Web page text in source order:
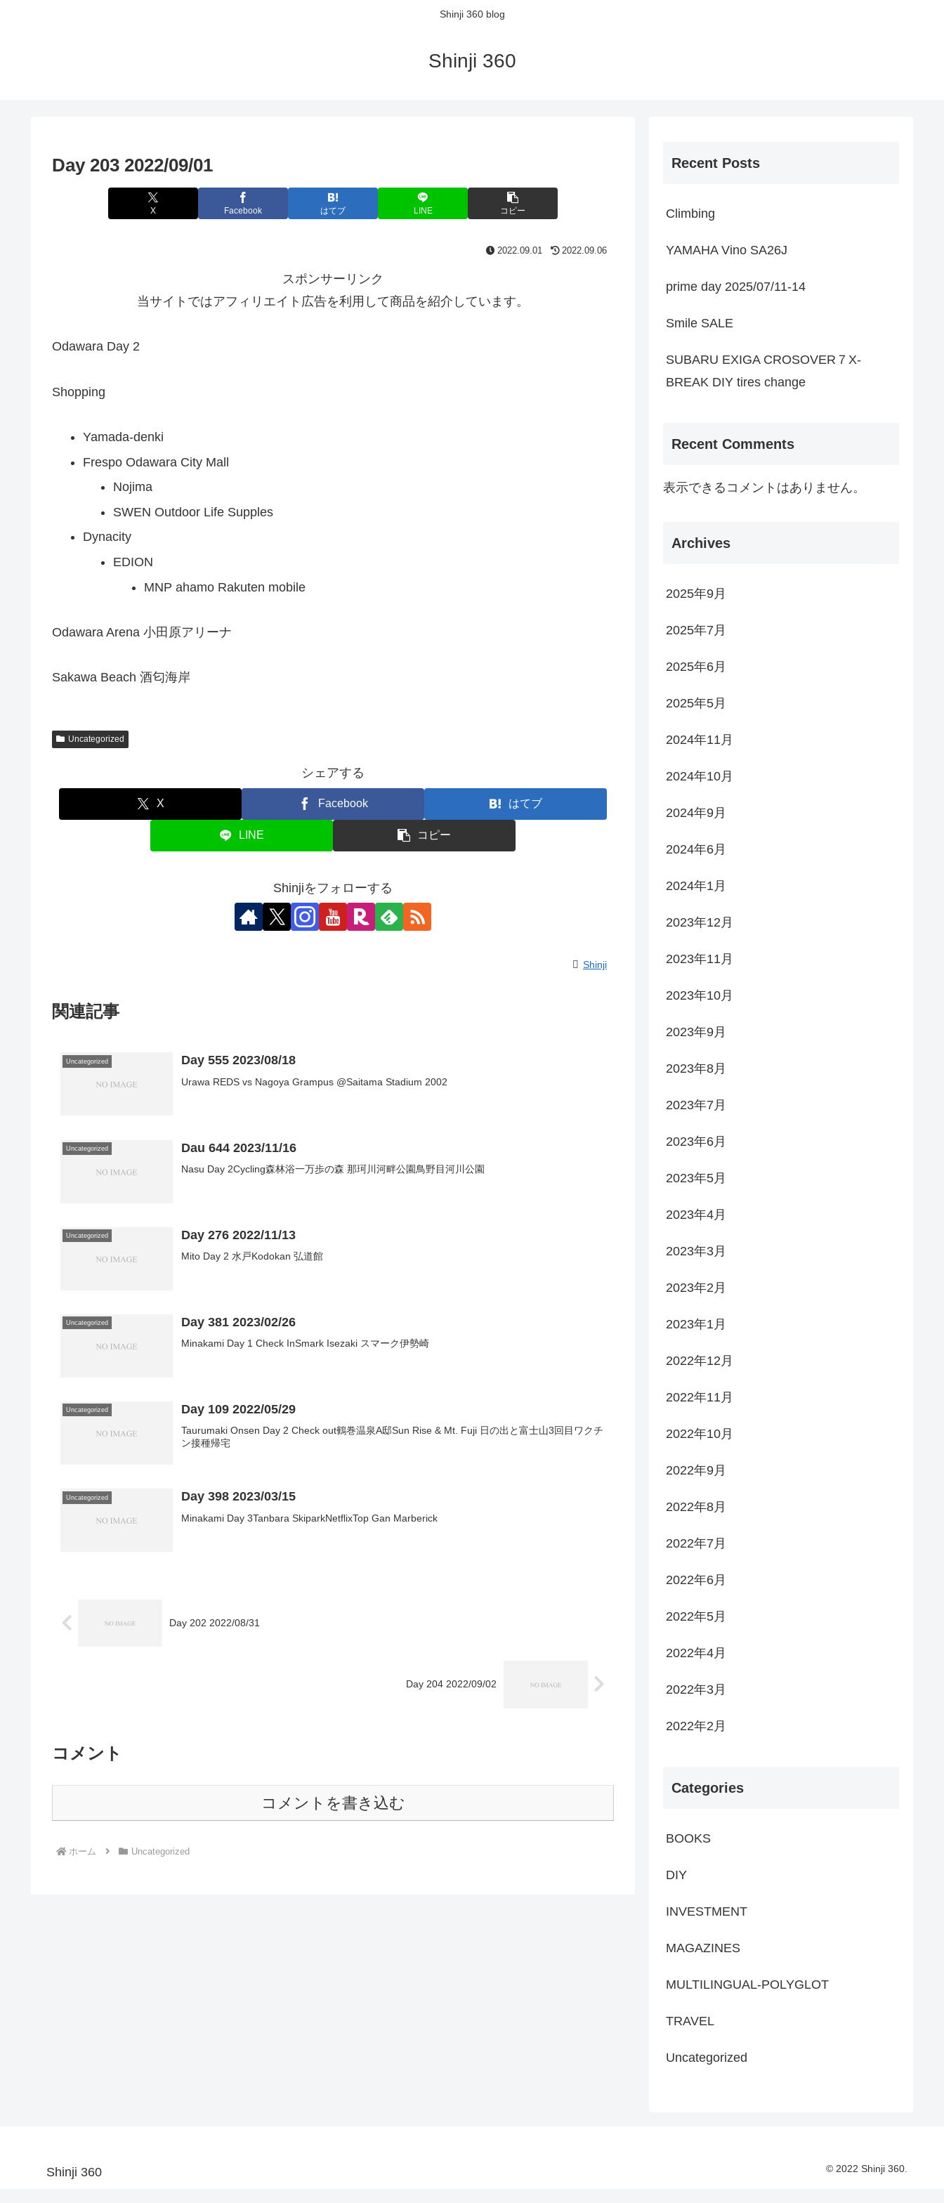
Shinji 360 blog
Shinji 360
Day 203 2022/09/01
X Facebook はてブ LINE コピー
2022.09.01 2022.09.06
スポンサーリンク
当サイトではアフィリエイト広告を利用して商品を紹介しています。
Odawara Day 2
Shopping
Yamada-denki
Frespo Odawara City Mall
Nojima
SWEN Outdoor Life Supples
Dynacity
EDION
MNP ahamo Rakuten mobile
Odawara Arena 小田原アリーナ
Sakawa Beach 酒匂海岸
Uncategorized
シェアする
X Facebook はてブ
LINE コピー
Shinjiをフォローする
Shinji
関連記事
Uncategorized Day 555 2023/08/18
Urawa REDS vs Nagoya Grampus @Saitama Stadium 2002
Uncategorized Dau 644 2023/11/16
Nasu Day 2Cycling森林浴一万歩の森 那珂川河畔公園鳥野目河川公園
Uncategorized Day 276 2022/11/13
Mito Day 2 水戸Kodokan 弘道館
Uncategorized Day 381 2023/02/26
Minakami Day 1 Check InSmark Isezaki スマーク伊勢崎
Uncategorized Day 109 2022/05/29
Taurumaki Onsen Day 2 Check out鶴巻温泉A邸Sun Rise & Mt. Fuji 日の出と富士山3回目ワクチ
ン接種帰宅
Uncategorized Day 398 2023/03/15
Minakami Day 3Tanbara SkiparkNetflixTop Gan Marberick
Day 202 2022/08/31
Day 204 2022/09/02
コメント
コメントを書き込む
ホーム Uncategorized
Recent Posts
Climbing
YAMAHA Vino SA26J
prime day 2025/07/11-14
Smile SALE
SUBARU EXIGA CROSOVER７X-
BREAK DIY tires change
Recent Comments
表示できるコメントはありません。
Archives
2025年9月
2025年7月
2025年6月
2025年5月
2024年11月
2024年10月
2024年9月
2024年6月
2024年1月
2023年12月
2023年11月
2023年10月
2023年9月
2023年8月
2023年7月
2023年6月
2023年5月
2023年4月
2023年3月
2023年2月
2023年1月
2022年12月
2022年11月
2022年10月
2022年9月
2022年8月
2022年7月
2022年6月
2022年5月
2022年4月
2022年3月
2022年2月
Categories
BOOKS
DIY
INVESTMENT
MAGAZINES
MULTILINGUAL-POLYGLOT
TRAVEL
Uncategorized
Shinji 360 © 2022 Shinji 360.